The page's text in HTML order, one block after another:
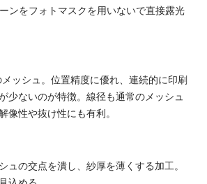
ンをフォトマスクを用いないで直接露光
ッシュ。位置精度に優れ、連続的に印刷
少ないのが特徴。線径も通常のメッシュ
像性や抜け性にも有利。
ュの交点を潰し、紗厚を薄くする加工。